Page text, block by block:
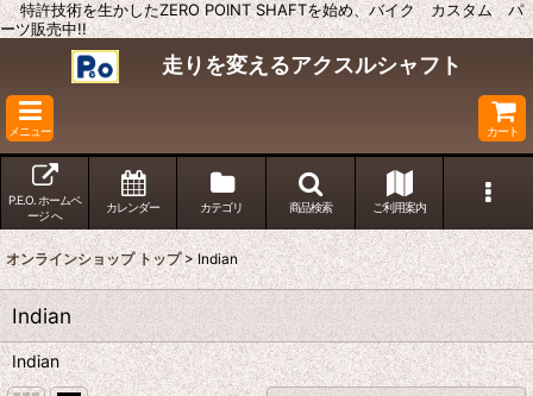
特許技術を生かしたZERO POINT SHAFTを始め、バイク カスタム パ
ーツ販売中!!
走りを変えるアクスルシャフト
メニュー カート
P.E.O. ホームペ
ージ へ
カレンダー カテゴリ 商品検索 ご利用案内
オンラインショップ トップ > Indian
Indian
Indian